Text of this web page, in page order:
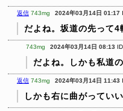
返信 743mg 2024年03月14日 01:17
だよね。坂道の先って4
743mg 2024年03月14日 08:13
だよね。しかも私道
返信 743mg 2024年03月14日 11:43
しかも右に曲がってい